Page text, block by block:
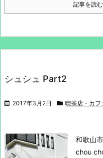
記事を読む
シュシュ Part2
2017年3月2日 喫茶店・カフ
和歌山
chou